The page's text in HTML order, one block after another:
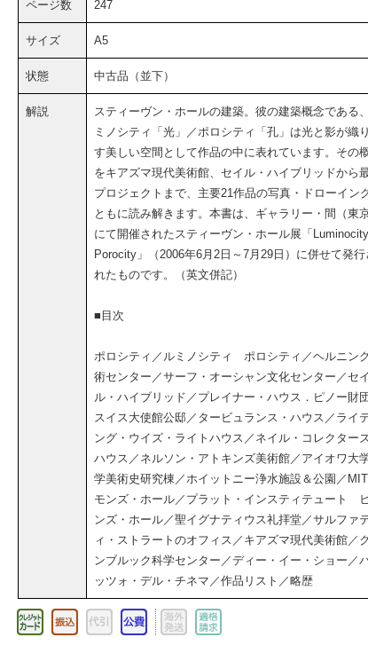
ページ数 247
サイズ A5
状態 中古品（並下）
解説
スティーヴン・ホールの建築。彼の建築概念である
ミノシティ「光」／ポロシティ「孔」は光と影が織
す美しい空間として作品の中に表れています。その
をキアズマ現代美術館、セイル・ハイブリッドから
プロジェクトまで、主要21作品の写真・ドローイン
ともに読み解きます。本書は、ギャラリー・間（東京
にて開催されたスティーヴン・ホール展「
Porocity」（2006年6月2日～7月29日）に併せて発行
れたものです。（英文併記）
■目次
ポロシティ／ルミノシティ ポロシティ／ヘルニン
術センター／サーフ・オーシャン文化センター／セイ
ル・ハイブリッド／プレイナー・ハウス．ピノー財
スイス大使館公邸／タービュランス・ハウス／ライ
ング・ウイズ・ライトハウス／ネイル・コレクター
ハウス／ネルソン・アトキンズ美術館／アイオワ大
学美術史研究棟／ホイットニー浄水施設＆公園／
モンズ・ホール／プラット・インスティテュート
ンズ・ホール／聖イグナティウス礼拝堂／サルファ
ィ・ストラートのオフィス／キアズマ現代美術館／
ンブルック科学センター／ディー・イー・ショー／
ッツォ・デル・チネマ／作品リスト／略歴